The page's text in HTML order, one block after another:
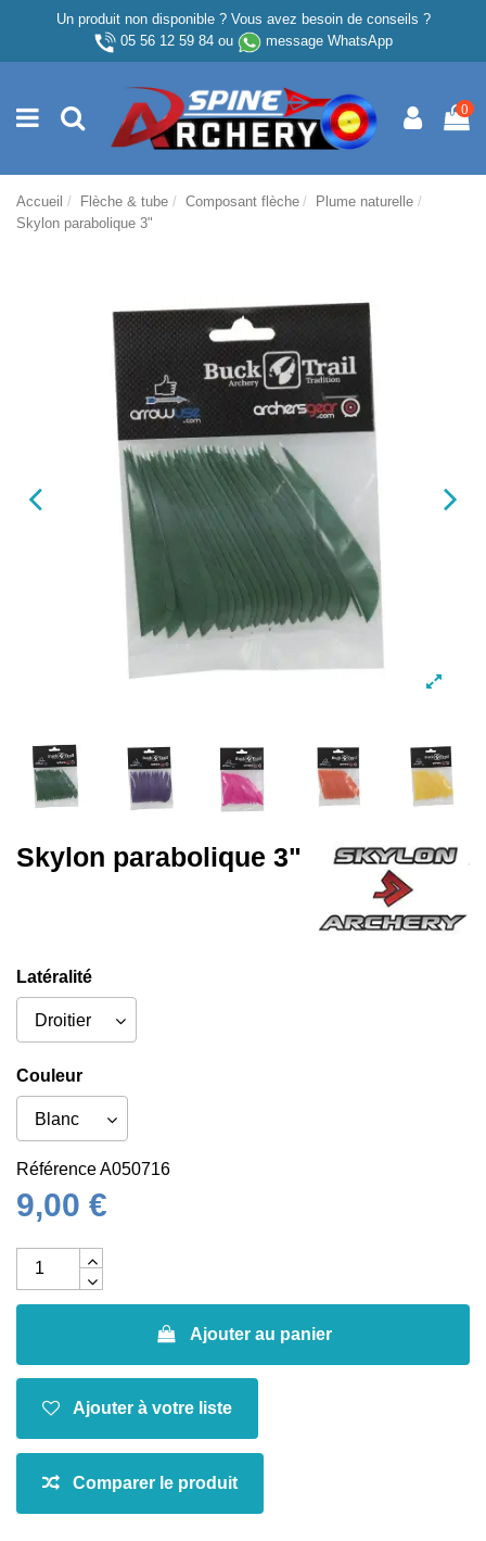
Un produit non disponible ? Vous avez besoin de conseils ?
05 56 12 59 84ou message WhatsApp
0
Accueil Flèche & tube Composant flèche
Plume naturelle
Skylon parabolique 3"
Skylon parabolique 3"
Latéralité
Couleur
RéférenceA050716
9,00 €
Ajouter au panier